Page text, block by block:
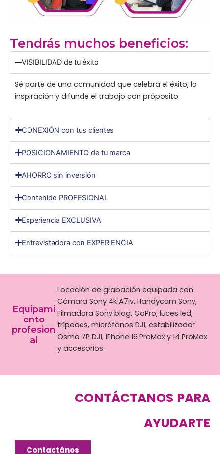
Tendrás muchos beneficios:
VISIBILIDAD de tu éxito
Sé parte de una comunidad que celebra el éxito, la
inspiración y difunde el trabajo con próposito.
CONEXIÓN con tus clientes
POSICIONAMIENTO de tu marca
AHORRO sin inversión
Contenido PROFESIONAL
Experiencia EXCLUSIVA
Entrevistadora con EXPERIENCIA
Equipami
ento
profesion
al
Locación de grabación equipada con
Cámara Sony 4k A7iv, Handycam Sony,
Filmadora Sony blog, GoPro, luces led,
trípodes, micrófonos DJI, estabilizador
Osmo 7P DJI, iPhone 16 ProMax y 14 ProMax
y accesorios.
CONTÁCTANOS PARA
AYUDARTE
Contactános